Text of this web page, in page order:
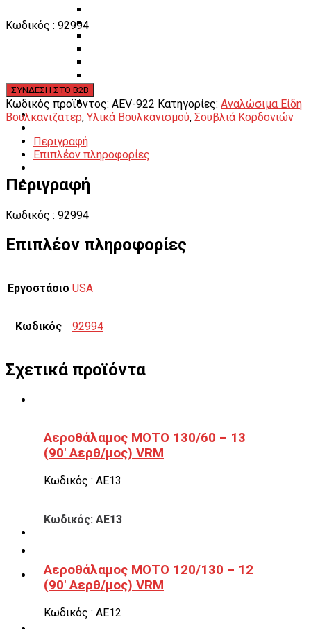
Αναλώσιμα Είδη Συνεργείου
ΚΑΤΑΛΟΓΟΣ
VIDEO & ΝΕΑ
ΕΠΙΚΟΙΝΩΝΙΑ
ΕΝ
Κωδικός : 92994
Κωδικός προϊόντος: AEV-922 Κατηγορίες: Αναλώσιμα Είδη
Βουλκανιζατερ, Υλικά Βουλκανισμού, Σουβλιά Κορδονιών
Περιγραφή
Επιπλέον πληροφορίες
Περιγραφή
Κωδικός : 92994
Επιπλέον πληροφορίες
Εργοστάσιο USA
Κωδικός 92994
Σχετικά προϊόντα
Αεροθάλαμος ΜΟΤΟ 130/60 – 13
(90′ Αερθ/μος) VRM
Κωδικός : ΑΕ13
Κωδικός: ΑΕ13
Αεροθάλαμος ΜΟΤΟ 120/130 – 12
(90′ Αερθ/μος) VRM
Κωδικός : ΑΕ12